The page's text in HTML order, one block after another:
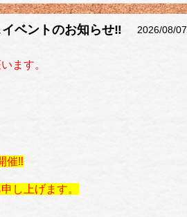
2026/08/07
ベントのお知らせ‼
ます。
催‼
し上げます。